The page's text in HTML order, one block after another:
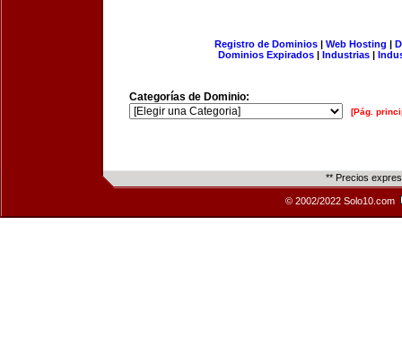
Registro de Dominios| Web Hosting |
Dominios Expirados | Industrias |
Categorías de Dominio:
[Pág.
** Precios
© 2002/2022 Solo10.com